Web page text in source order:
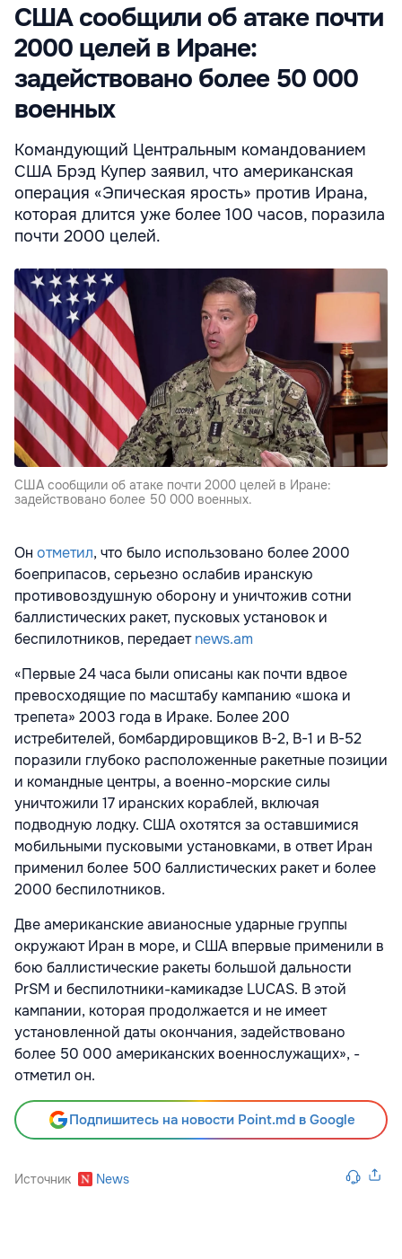
США сообщили об атаке почти
2000 целей в Иране:
задействовано более 50 000
военных
Командующий Центральным командованием
США Брэд Купер заявил, что американская
операция «Эпическая ярость» против Ирана,
которая длится уже более 100 часов, поразила
почти 2000 целей.
США сообщили об атаке почти 2000 целей в Иране:
задействовано более 50 000 военных.
Он отметил, что было использовано более 2000
боеприпасов, серьезно ослабив иранскую
противовоздушную оборону и уничтожив сотни
баллистических ракет, пусковых установок и
беспилотников, передаетnews.am
«Первые 24 часа были описаны как почти вдвое
превосходящие по масштабу кампанию «шока и
трепета» 2003 года в Ираке. Более 200
истребителей, бомбардировщиков B-2, B-1 и B-52
поразили глубоко расположенные ракетные позиции
и командные центры, а военно-морские силы
уничтожили 17 иранских кораблей, включая
подводную лодку. США охотятся за оставшимися
мобильными пусковыми установками, в ответ Иран
применил более 500 баллистических ракет и более
2000 беспилотников.
Две американские авианосные ударные группы
окружают Иран в море, и США впервые применили в
бою баллистические ракеты большой дальности
PrSM и беспилотники-камикадзе LUCAS. В этой
кампании, которая продолжается и не имеет
установленной даты окончания, задействовано
более 50 000 американских военнослужащих», -
отметил он.
Подпишитесь на новости Point.md в Google
Источник News